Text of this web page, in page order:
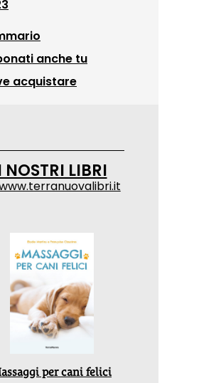
anche tu
acquistare
NOSTRI LIBRI
per cani felici